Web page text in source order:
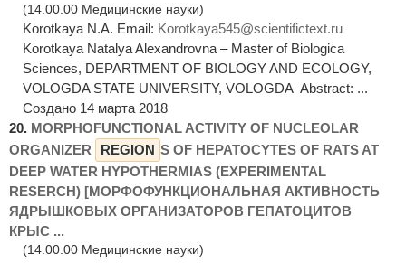
(14.00.00 Медицинские науки)
Korotkaya N.A. Email: Korotkaya545@scientifictext.ru
Korotkaya Natalya Alexandrovna – Master of Biologica
Sciences, DEPARTMENT OF BIOLOGY AND ECOLOGY,
VOLOGDA STATE UNIVERSITY, VOLOGDA Abstract: ...
Создано 14 марта 2018
20. MORPHOFUNCTIONAL ACTIVITY OF NUCLEOLAR
ORGANIZER
REGION S OF HEPATOCYTES OF RATS AT
DEEP WATER HYPOTHERMIAS (EXPERIMENTAL
RESERCH) [МОРФОФУНКЦИОНАЛЬНАЯ АКТИВНОСТЬ
ЯДРЫШКОВЫХ ОРГАНИЗАТОРОВ ГЕПАТОЦИТОВ
КРЫС ...
(14.00.00 Медицинские науки)